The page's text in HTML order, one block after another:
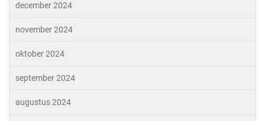
december 2024
november 2024
oktober 2024
september 2024
augustus 2024